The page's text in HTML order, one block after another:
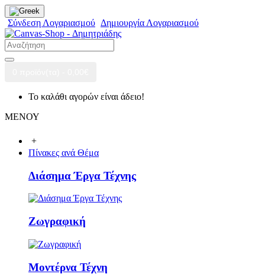
Σύνδεση Λογαριασμού Δημιουργία Λογαριασμού
Το καλάθι αγορών είναι άδειο!
ΜΕΝΟΥ
+
Πίνακες ανά Θέμα
Διάσημα Έργα Τέχνης
Ζωγραφική
Μοντέρνα Τέχνη